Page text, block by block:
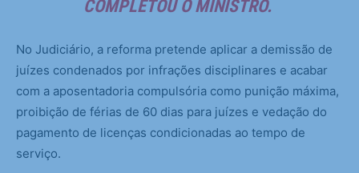
COMPLETOU O MINISTRO.
No Judiciário, a reforma pretende aplicar a demissão de
juízes condenados por infrações disciplinares e acabar
com a aposentadoria compulsória como punição máxima,
proibição de férias de 60 dias para juízes e vedação do
pagamento de licenças condicionadas ao tempo de
serviço.